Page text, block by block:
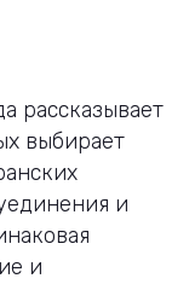
рассказывает
выбирает
и
и